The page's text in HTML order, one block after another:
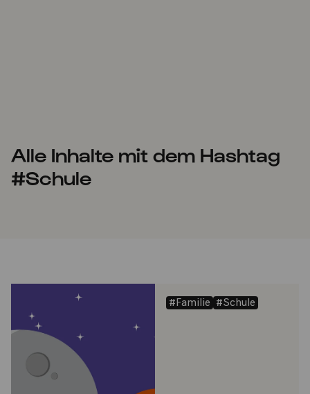
Alle Inhalte mit dem Hashtag
#Schule
#Familie #Schule